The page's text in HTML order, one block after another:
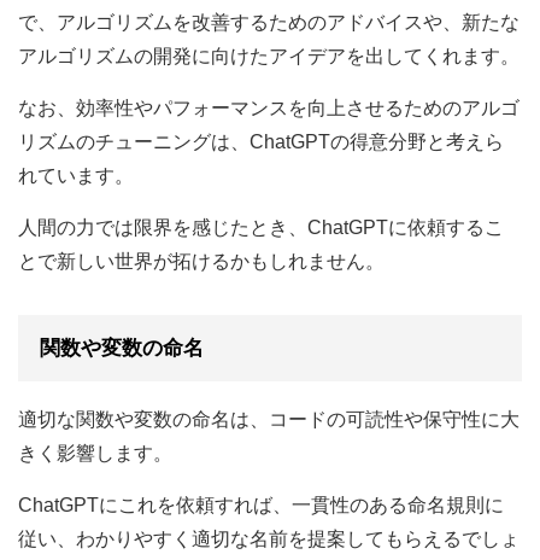
で、アルゴリズムを改善するためのアドバイスや、新たな
アルゴリズムの開発に向けたアイデアを出してくれます。
なお、効率性やパフォーマンスを向上させるためのアルゴ
リズムのチューニングは、ChatGPTの得意分野と考えら
れています。
人間の力では限界を感じたとき、ChatGPTに依頼するこ
とで新しい世界が拓けるかもしれません。
関数や変数の命名
適切な関数や変数の命名は、コードの可読性や保守性に大
きく影響します。
ChatGPTにこれを依頼すれば、一貫性のある命名規則に
従い、わかりやすく適切な名前を提案してもらえるでしょ